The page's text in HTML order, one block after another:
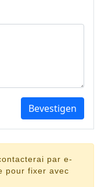
Bevestigen
par e-
pour fixer avec